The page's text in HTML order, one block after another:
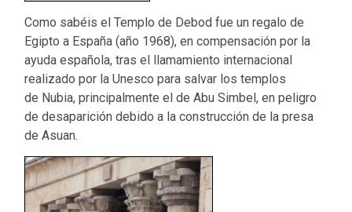
Como sabéis el Templo de Debod fue un regalo de
Egipto a España (año 1968), en compensación por la
ayuda española, tras el llamamiento internacional
realizado por la Unesco para salvar los templos
de Nubia, principalmente el de Abu Simbel, en peligro
de desaparición debido a la construcción de la presa
de Asuan.